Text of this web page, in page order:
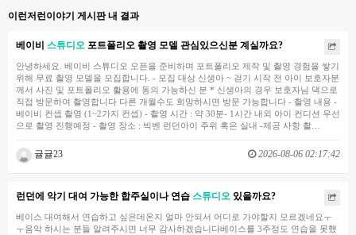
이런저런이야기 게시판 내 결과
베이비 스튜디오 포트폴리오 촬영 모델 관심있으신분 계실까요?
안녕하세요. 베이비 스튜디오 오픈을 준비하며 포트폴리오 제작 및 촬영 경험을 쌓기
위해 무료 촬영 모델을 모집합니다. - 모집 대상 신생아 ~ 걷기 시작 전 아이 보호자분
께서 사진 및 포트폴리오 활용에 동의 가능하신 분 * 신생아의 경우 보호자님 댁으로
직접 방문하여 촬영합니다 다른 개월수도 희망하시면 방문 가능합니다 - 촬영 내용 -
베이비 컨셉 촬영 (1~2가지 컨셉) - 촬영 시간 : 약 30분- 1시간 내외 아이 컨디션 우선
으로 촬영 진행예정 - 촬영 장소 : 빅벤 런던아이 주위 혹은 실내 -제공 사항 촬…
귤귤23 2026-08-06 02:17:42
런던에 악기 대여 가능한 합주실이나 연습 스튜디오 있을까요?
베이스 대여해서 연습하고 싶은데온지 얼마 안되서 어디로 가야할지 모르겠네요ㅜ
ㅜ음악 하시는 분들 알려주시면 너무 감사하겠습니다베이스를 3주정도 연습을 못했